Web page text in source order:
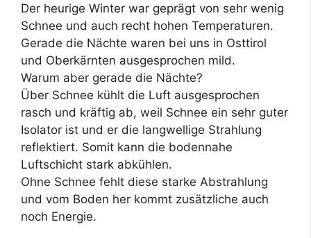
Der heurige Winter war geprägt von sehr wenig
Schnee und auch recht hohen Temperaturen.
Gerade die Nächte waren bei uns in Osttirol
und Oberkärnten ausgesprochen mild.
Warum aber gerade die Nächte?
Über Schnee kühlt die Luft ausgesprochen
rasch und kräftig ab, weil Schnee ein sehr guter
Isolator ist und er die langwellige Strahlung
reflektiert. Somit kann die bodennahe
Luftschicht stark abkühlen.
Ohne Schnee fehlt diese starke Abstrahlung
und vom Boden her kommt zusätzliche auch
noch Energie.